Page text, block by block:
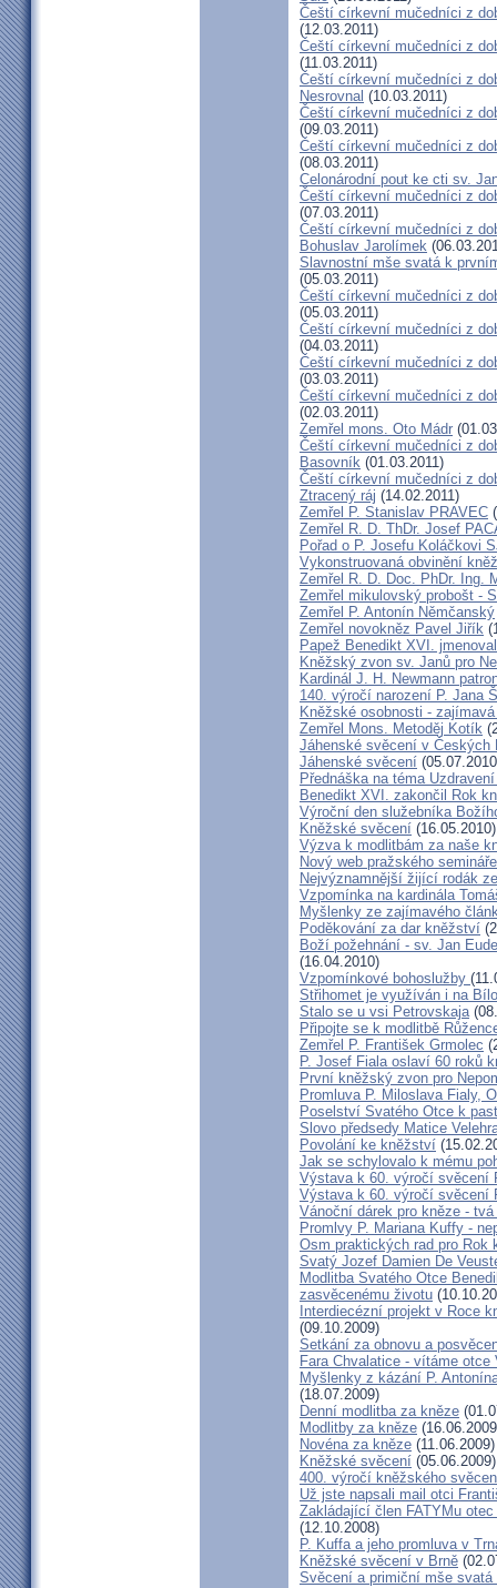
Čeští církevní mučedníci z
(12.03.2011)
Čeští církevní mučedníci z
(11.03.2011)
Čeští církevní mučedníci z
Nesrovnal (10.03.2011)
Čeští církevní mučedníci z
(09.03.2011)
Čeští církevní mučedníci z
(08.03.2011)
Celonárodní pout ke cti sv.
Čeští církevní mučedníci z
(07.03.2011)
Čeští církevní mučedníci z
Bohuslav Jarolímek
Slavnostní mše svatá k
(05.03.2011)
Čeští církevní mučedníci z
(05.03.2011)
Čeští církevní mučedníci z
(04.03.2011)
Čeští církevní mučedníci z
(03.03.2011)
Čeští církevní mučedníci z
(02.03.2011)
Zemřel mons. Oto Mádr
Čeští církevní mučedníci z
Basovník (01.03.2011)
Čeští církevní mučedníci z
Ztracený ráj (14.02.2011)
Zemřel P. Stanislav PRAVEC
Zemřel R. D. ThDr. Josef
Pořad o P. Josefu Koláčkovi
Vykonstruovaná obvinění
Zemřel R. D. Doc. PhDr. Ing.
Zemřel mikulovský probošt -
Zemřel P. Antonín Němčanský
Zemřel novokněz Pavel Jiřík
Papež Benedikt XVI.
Kněžský zvon sv. Janů pro
Kardinál J. H. Newmann
140. výročí narození P. Jana
Kněžské osobnosti -
Zemřel Mons. Metoděj Kotík
Jáhenské svěcení v Českých
Jáhenské svěcení
Přednáška na téma
Benedikt XVI. zakončil Rok
Výroční den služebníka
Kněžské svěcení (16.05.2010)
Výzva k modlitbám za naše
Nový web pražského semináře
Nejvýznamnější žijící rodák
Vzpomínka na kardinála
Myšlenky ze zajímavého
Poděkování za dar kněžství
Boží požehnání - sv. Jan
(16.04.2010)
Vzpomínkové bohoslužby
Střihomet je využíván i na
Stalo se u vsi Petrovskaja
Připojte se k modlitbě
Zemřel P. František Grmolec
P. Josef Fiala oslaví 60 roků
První kněžský zvon pro
Promluva P. Miloslava Fialy,
Poselství Svatého Otce k
Slovo předsedy Matice
Povolání ke kněžství
Jak se schylovalo k mému
Výstava k 60. výročí svěcení
Výstava k 60. výročí svěcení
Vánoční dárek pro kněze - tvá
Promlvy P. Mariana Kuffy -
Osm praktických rad pro Rok
Svatý Jozef Damien De
Modlitba Svatého Otce
zasvěcenému životu
Interdiecézní projekt v Roce
(09.10.2009)
Setkání za obnovu a
Fara Chvalatice - vítáme otce
Myšlenky z kázání P.
(18.07.2009)
Denní modlitba za kněze
Modlitby za kněze
Novéna za kněze (11.06.2009)
Kněžské svěcení (05.06.2009)
400. výročí kněžského
Už jste napsali mail otci
Zakládající člen FATYMu
(12.10.2008)
P. Kuffa a jeho promluva v
Kněžské svěcení v Brně
Svěcení a primiční mše